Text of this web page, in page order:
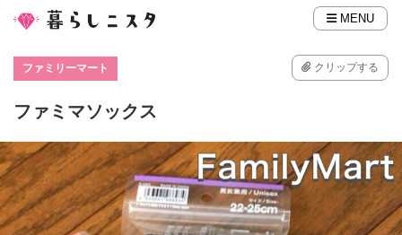
MENU
ファミリーマート クリップする
ファミマソックス